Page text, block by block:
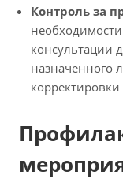
Контроль за
консультации
назначенного